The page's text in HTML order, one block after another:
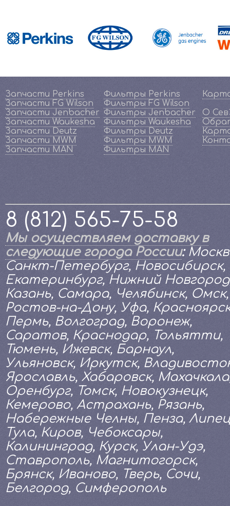
Запчасти Perkins
Запчасти FG Wilson
Запчасти Jenbacher
Запчасти Waukesha
Запчасти Deutz
Запчасти MWM
Запчасти MAN
Фильтры Perkins
Фильтры FG Wilson
Фильтры Jenbacher
Фильтры Waukesha
Фильтры Deutz
Фильтры MWM
Фильтры MAN
О
8 (812) 565-75-58
Мы осуществляем доставку в
следующие города России:
Санкт-Петербург, Новосибирск,
Екатеринбург, Нижний
Казань, Самара, Челябинск, Омск,
Ростов-на-Дону, Уфа,
Пермь, Волгоград, Воронеж,
Саратов, Краснодар, Тольятти,
Тюмень, Ижевск, Барнаул,
Ульяновск, Иркутск,
Ярославль, Хабаровск,
Оренбург, Томск, Новокузнецк,
Кемерово, Астрахань, Рязань,
Набережные Челны, Пенза,
Тула, Киров, Чебоксары,
Калининград, Курск, Улан-Удэ,
Ставрополь, Магнитогорск,
Брянск, Иваново, Тверь, Сочи,
Белгород, Симферополь